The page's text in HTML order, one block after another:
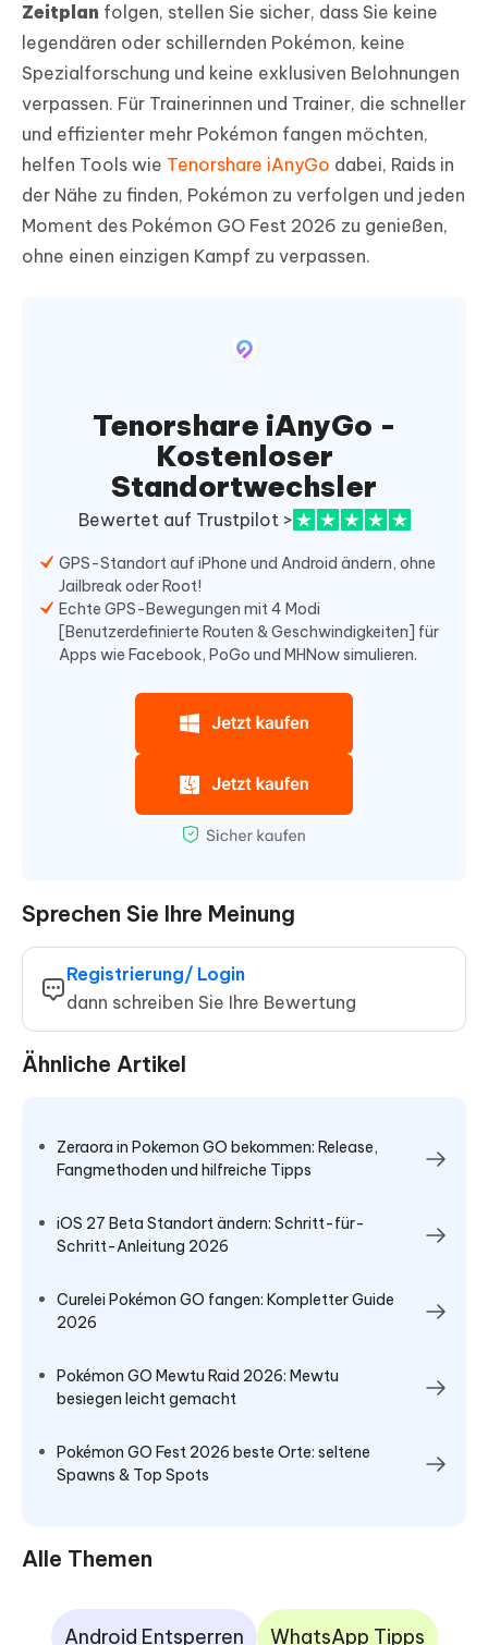
Zeitplan folgen, stellen Sie sicher, dass Sie keine
legendären oder schillernden Pokémon, keine
Spezialforschung und keine exklusiven Belohnungen
verpassen. Für Trainerinnen und Trainer, die schneller
und effizienter mehr Pokémon fangen möchten,
helfen Tools wie Tenorshare iAnyGo dabei, Raids in
der Nähe zu finden, Pokémon zu verfolgen und jeden
Moment des Pokémon GO Fest 2026 zu genießen,
ohne einen einzigen Kampf zu verpassen.
Tenorshare iAnyGo -
Kostenloser
Standortwechsler
Bewertet auf Trustpilot >
GPS-Standort auf iPhone und Android ändern, ohne
Jailbreak oder Root!
Echte GPS-Bewegungen mit 4 Modi
[Benutzerdefinierte Routen & Geschwindigkeiten] für
Apps wie Facebook, PoGo und MHNow simulieren.
Sprechen Sie Ihre Meinung
Registrierung/ Login
dann schreiben Sie Ihre Bewertung
Ähnliche Artikel
Zeraora in Pokemon GO bekommen: Release,
Fangmethoden und hilfreiche Tipps
iOS 27 Beta Standort ändern: Schritt-für-
Schritt-Anleitung 2026
Curelei Pokémon GO fangen: Kompletter Guide
2026
Pokémon GO Mewtu Raid 2026: Mewtu
besiegen leicht gemacht
Pokémon GO Fest 2026 beste Orte: seltene
Spawns & Top Spots
Alle Themen
Android Entsperren WhatsApp Tipps